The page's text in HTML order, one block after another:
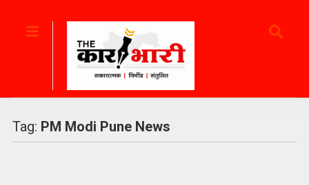
Tag: PM Modi Pune News